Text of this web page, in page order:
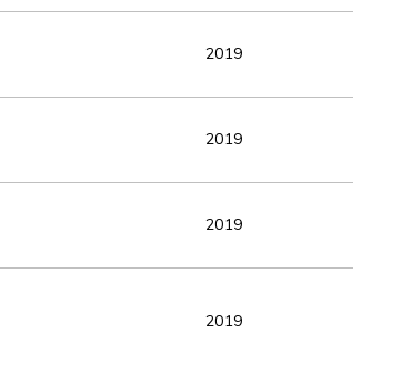
2019
2019
2019
2019